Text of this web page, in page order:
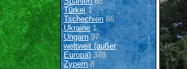
Türkei1
Tschechien86
Ukraine1
Ungarn 97
weltweit (außer
Europa) 378
Zypern 8